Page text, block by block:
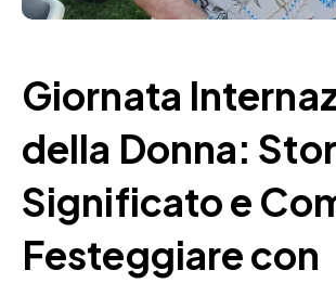
Giornata
della Donna:
Significato e
Festeggiare con